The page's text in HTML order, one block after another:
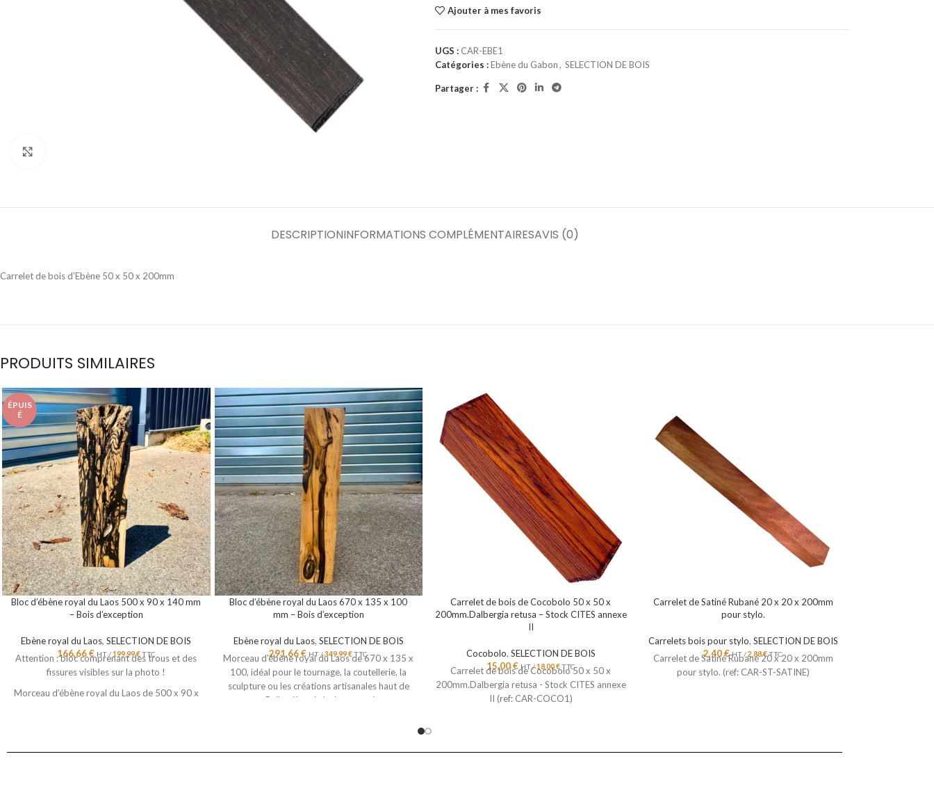
Ajouter à mes favoris
UGS : CAR-EBE1
Catégories :Ebène du Gabon, SELECTION DE BOIS
Partager :
DESCRIPTIONINFORMATIONS COMPLÉMENTAIRESAVIS (0)
Carrelet de bois d’Ebène 50 x 50 x 200mm
PRODUITS SIMILAIRES
ÉPUIS
É
Bloc d’ébène royal du Laos 500 x 90 x 140 mm
– Bois d’exception
Ebène royal du Laos,SELECTION DE BOIS
166,66€ HT /199,99€TTC
Attention : bloc comprenant des trous et des
fissures visibles sur la photo !
Morceau d’ébène royal du Laos de 500 x 90 x
Belle pièce de bois rare présentant des trous et
Bloc d’ébène royal du Laos 670 x 135 x 100
mm – Bois d’exception
Ebène royal du Laos, SELECTION DE BOIS
291,66€ HT /349,99€TTC
Morceau d’ébène royal du Laos de 670 x 135 x
100, idéal pour le tournage, la coutellerie, la
sculpture ou les créations artisanales haut de
gamme. Belle pièce de bois rare présentant
Carrelet de bois de Cocobolo 50 x 50 x
200mm.Dalbergia retusa – Stock CITES annexe
II
Cocobolo, SELECTION DE BOIS
15,00€ HT /18,00€TTC
Carrelet de bois de Cocobolo 50 x 50 x
200mm.Dalbergia retusa - Stock CITES annexe
II (ref: CAR-COCO1)
Carrelet de Satiné Rubané 20 x 20 x 200mm
pour stylo.
Carrelets bois pour stylo, SELECTION DE BOIS
2,40€ HT /2,88€TTC
Carrelet de Satiné Rubané 20 x 20 x 200mm
pour stylo. (ref: CAR-ST-SATINE)